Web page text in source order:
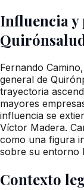
Influencia y
Fernando
general de
trayectoria
mayores
influencia se
Víctor Madera.
como una figura
sobre su entorno
Contexto